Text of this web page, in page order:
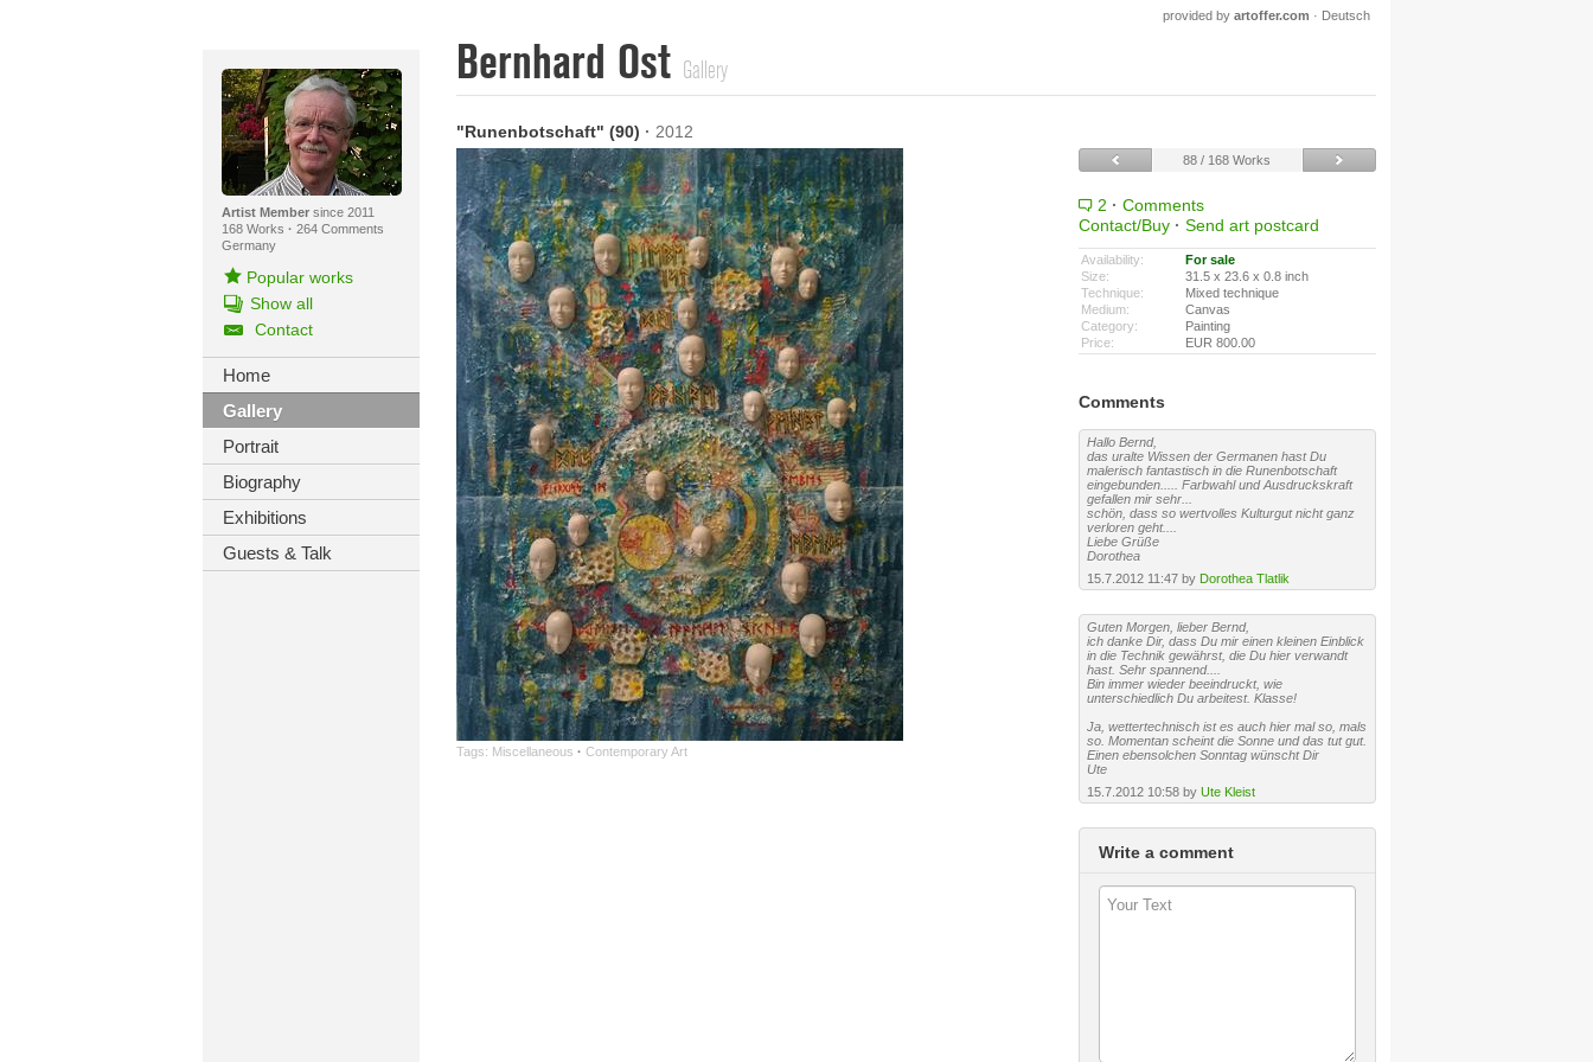
Artist Membersince 2011
168 Works · 264 Comments
Germany
Popular works
Show all
Contact
Home
Gallery
Portrait
Biography
Exhibitions
Guests & Talk
provided by artoffer.com · Deutsch
Bernhard Ost Gallery
"Runenbotschaft" (90) · 2012
Tags: Miscellaneous · Contemporary Art
88 / 168 Works
2 · Comments
Contact/Buy · Send art postcard
Availability:
For sale
Size:
31.5 x 23.6 x 0.8 inch
Technique:
Mixed technique
Medium:
Canvas
Category:
Painting
Price:
EUR 800.00
Comments
Hallo Bernd,
das uralte Wissen der Germanen hast Du
malerisch fantastisch in die Runenbotschaft
eingebunden..... Farbwahl und Ausdruckskraft
gefallen mir sehr...
schön, dass so wertvolles Kulturgut nicht ganz
verloren geht....
Liebe Grüße
Dorothea
15.7.2012 11:47 by Dorothea Tlatlik
Guten Morgen, lieber Bernd,
ich danke Dir, dass Du mir einen kleinen Einblick
in die Technik gewährst, die Du hier verwandt
hast. Sehr spannend....
Bin immer wieder beeindruckt, wie
unterschiedlich Du arbeitest. Klasse!
Ja, wettertechnisch ist es auch hier mal so, mals
so. Momentan scheint die Sonne und das tut gut.
Einen ebensolchen Sonntag wünscht Dir
Ute
15.7.2012 10:58 by Ute Kleist
Write a comment